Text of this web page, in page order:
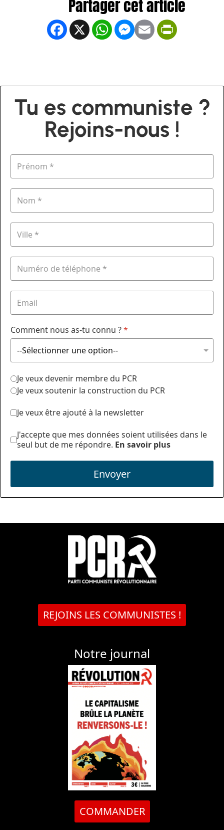
Facebook
X WhatsApp
Messenger
Email
Tu es communiste ?
Rejoins-nous !
Comment nous as-tu connu ?*
Je veux devenir membre du PCR
Je veux soutenir la construction du PCR
Je veux être ajouté à la newsletter
J'accepte que mes données soient utilisées dans le
seul but de me répondre. En savoir plus
Envoyer
REJOINS LES COMMUNISTES !
Notre journal
COMMANDER